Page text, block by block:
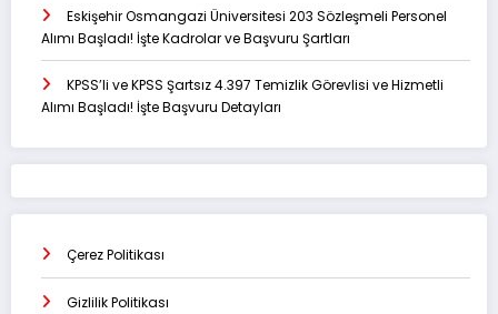
Eskişehir Osmangazi Üniversitesi 203 Sözleşmeli Personel
Alımı Başladı! İşte Kadrolar ve Başvuru Şartları
KPSS’li ve KPSS Şartsız 4.397 Temizlik Görevlisi ve Hizmetli
Alımı Başladı! İşte Başvuru Detayları
Çerez Politikası
Gizlilik Politikası